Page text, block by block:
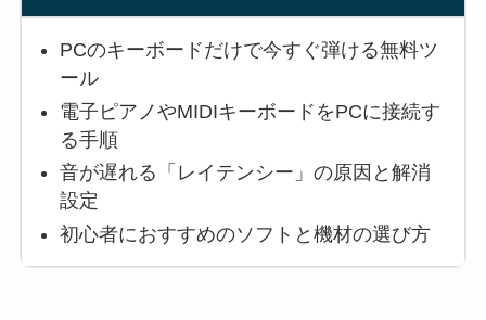
PCのキーボードだけで今すぐ弾ける無料ツ
ール
電子ピアノやMIDIキーボードをPCに接続す
る手順
音が遅れる「レイテンシー」の原因と解消
設定
初心者におすすめのソフトと機材の選び方